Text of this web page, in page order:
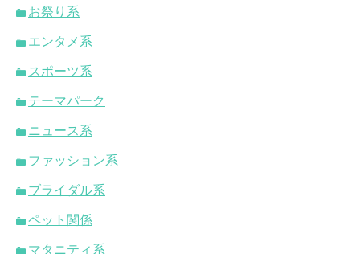
お祭り系
エンタメ系
スポーツ系
テーマパーク
ニュース系
ファッション系
ブライダル系
ペット関係
マタニティ系